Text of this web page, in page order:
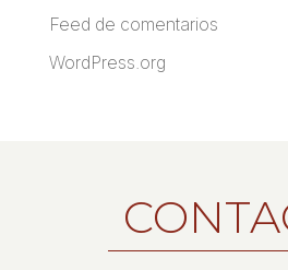
Feed de comentarios
WordPress.org